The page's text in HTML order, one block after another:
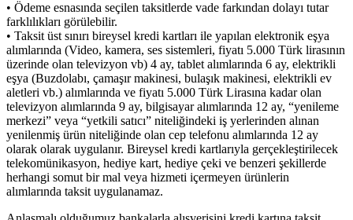
• Ödeme esnasında seçilen taksitlerde vade farkından dolayı tutar
farklılıkları görülebilir.
• Taksit üst sınırı bireysel kredi kartları ile yapılan elektronik eşya
alımlarında (Video, kamera, ses sistemleri, fiyatı 5.000 Türk lirasının
üzerinde olan televizyon vb) 4 ay, tablet alımlarında 6 ay, elektrikli
eşya (Buzdolabı, çamaşır makinesi, bulaşık makinesi, elektrikli ev
aletleri vb.) alımlarında ve fiyatı 5.000 Türk Lirasına kadar olan
televizyon alımlarında 9 ay, bilgisayar alımlarında 12 ay, “yenileme
merkezi” veya “yetkili satıcı” niteliğindeki iş yerlerinden alınan
yenilenmiş ürün niteliğinde olan cep telefonu alımlarında 12 ay
olarak olarak uygulanır. Bireysel kredi kartlarıyla gerçekleştirilecek
telekomünikasyon, hediye kart, hediye çeki ve benzeri şekillerde
herhangi somut bir mal veya hizmeti içermeyen ürünlerin
alımlarında taksit uygulanamaz.